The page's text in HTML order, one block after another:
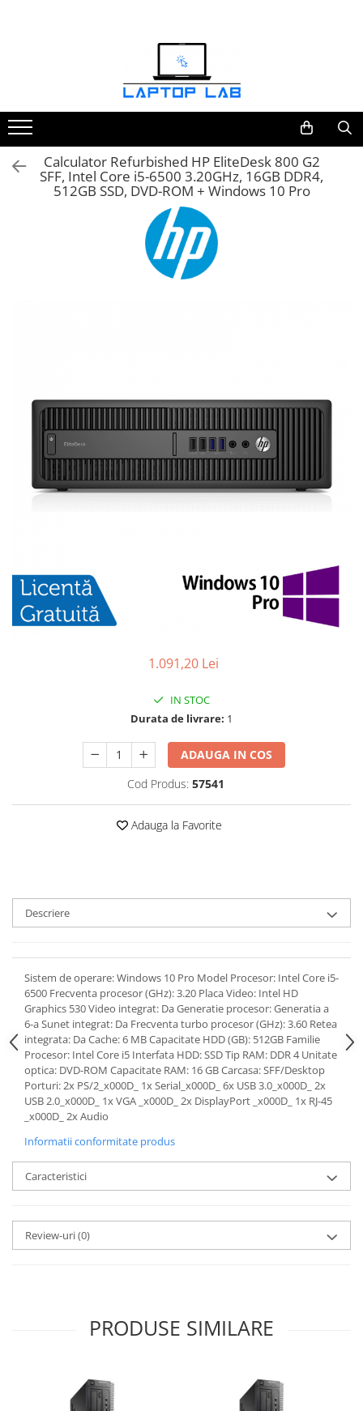
Mouseuri
Încărcătoare
Calculator Refurbished HP EliteDesk 800 G2
SFF, Intel Core i5-6500 3.20GHz, 16GB DDR4,
512GB SSD, DVD-ROM + Windows 10 Pro
1.091,20 Lei
IN STOC
Durata de livrare: 1
ADAUGA IN COS
Cod Produs: 57541
Adauga la Favorite
Descriere
Sistem de operare: Windows 10 Pro Model Procesor: Intel Core i5-
6500 Frecventa procesor (GHz): 3.20 Placa Video: Intel HD
Graphics 530 Video integrat: Da Generatie procesor: Generatia a
6-a Sunet integrat: Da Frecventa turbo procesor (GHz): 3.60 Retea
integrata: Da Cache: 6 MB Capacitate HDD (GB): 512GB Familie
Procesor: Intel Core i5 Interfata HDD: SSD Tip RAM: DDR 4 Unitate
optica: DVD-ROM Capacitate RAM: 16 GB Carcasa: SFF/Desktop
Porturi: 2x PS/2_x000D_ 1x Serial_x000D_ 6x USB 3.0_x000D_ 2x
USB 2.0_x000D_ 1x VGA _x000D_ 2x DisplayPort _x000D_ 1x RJ-45
_x000D_ 2x Audio
Informatii conformitate produs
Caracteristici
Review-uri(0)
PRODUSE SIMILARE